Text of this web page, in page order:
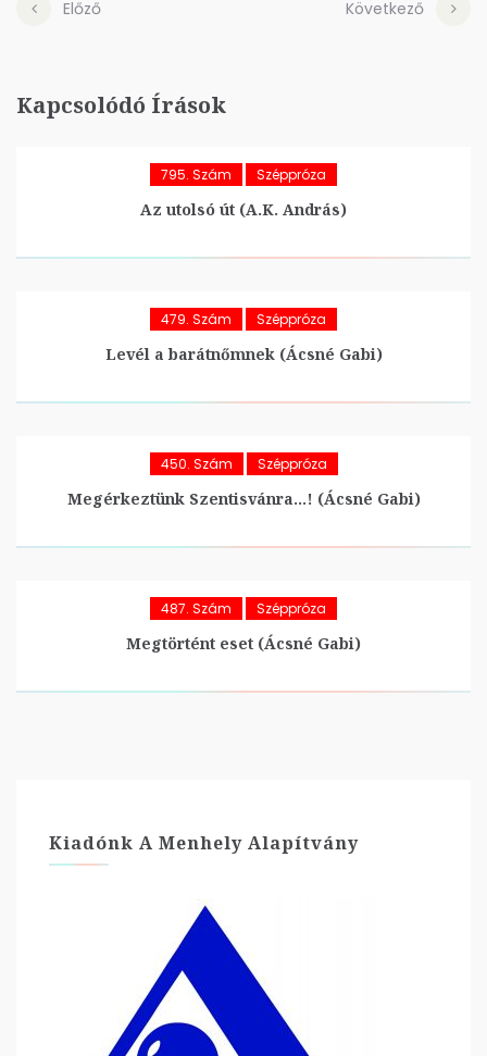
Előző Következő
Kapcsolódó Írások
795. Szám Széppróza
Az utolsó út (A.K. András)
479. Szám Széppróza
Levél a barátnőmnek (Ácsné Gabi)
450. Szám Széppróza
Megérkeztünk Szentisvánra…! (Ácsné Gabi)
487. Szám Széppróza
Megtörtént eset (Ácsné Gabi)
Kiadónk A Menhely Alapítvány